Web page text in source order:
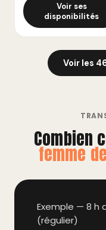
Voir ses
disponibilités
Voir les
Combien
femme
Exemple — 8 h
(régulier)